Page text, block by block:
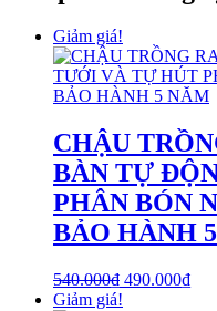
Giảm giá!
CHẬU
BÀN TỰ
PHÂN BÓN
BẢO HÀNH
540.000₫ 490.000₫
Giảm giá!